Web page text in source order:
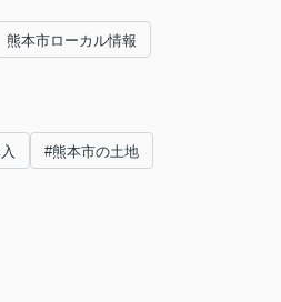
熊本市ローカル情報
#熊本市の土地